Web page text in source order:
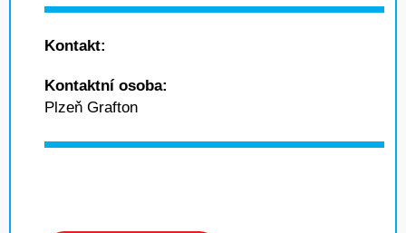
Kontakt:
Kontaktní osoba:
Plzeň Grafton